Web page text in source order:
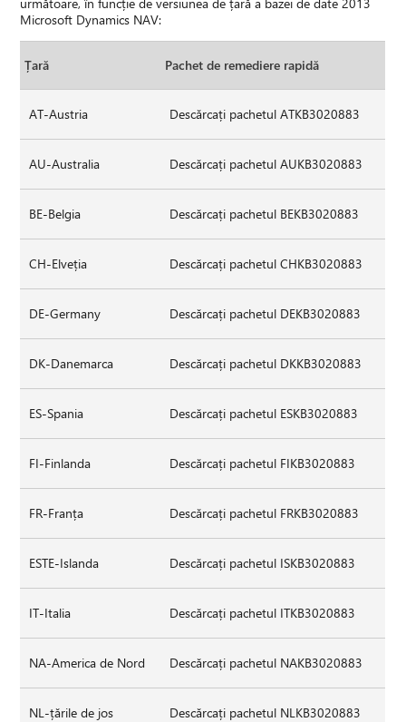
Microsoft Dynamics NAV:
Țară Pachet de remediere rapidă
AT-Austria Descărcați pachetul ATKB3020883
AU-Australia Descărcați pachetul AUKB3020883
BE-Belgia Descărcați pachetul BEKB3020883
CH-Elveția Descărcați pachetul CHKB3020883
DE-Germany Descărcați pachetul DEKB3020883
DK-Danemarca Descărcați pachetul DKKB3020883
ES-Spania Descărcați pachetul ESKB3020883
FI-Finlanda Descărcați pachetul FIKB3020883
FR-Franța Descărcați pachetul FRKB3020883
ESTE-Islanda Descărcați pachetul ISKB3020883
IT-Italia Descărcați pachetul ITKB3020883
NA-America de Nord Descărcați pachetul NAKB3020883
NL-țările de jos Descărcați pachetul NLKB3020883